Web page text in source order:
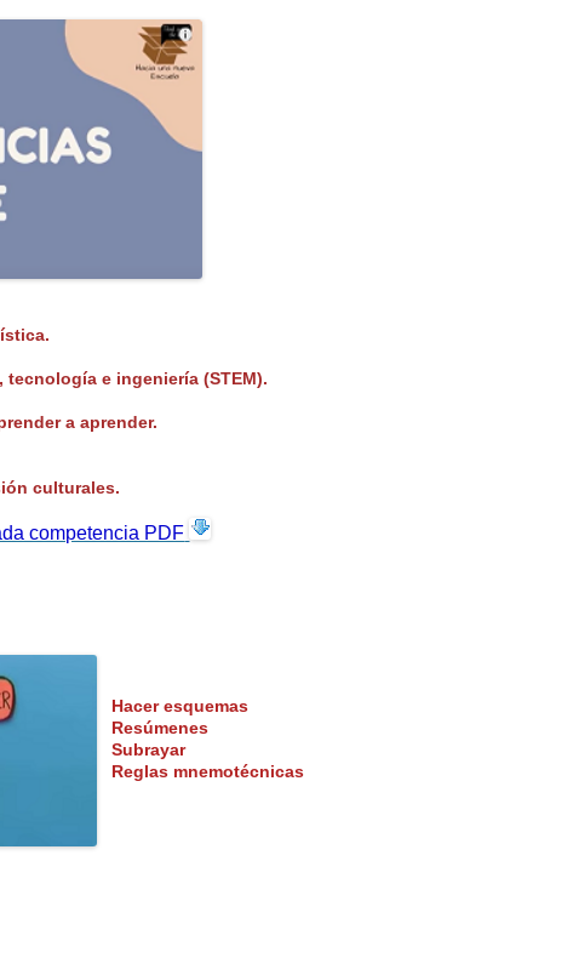
tecnología e ingeniería (STEM).
a aprender.
culturales.
competencia PDF
Hacer esquemas
Resúmenes
Subrayar
Reglas mnemotécnicas